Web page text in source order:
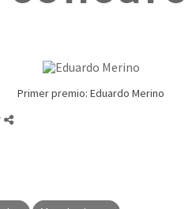
Primer premio: Eduardo Merino